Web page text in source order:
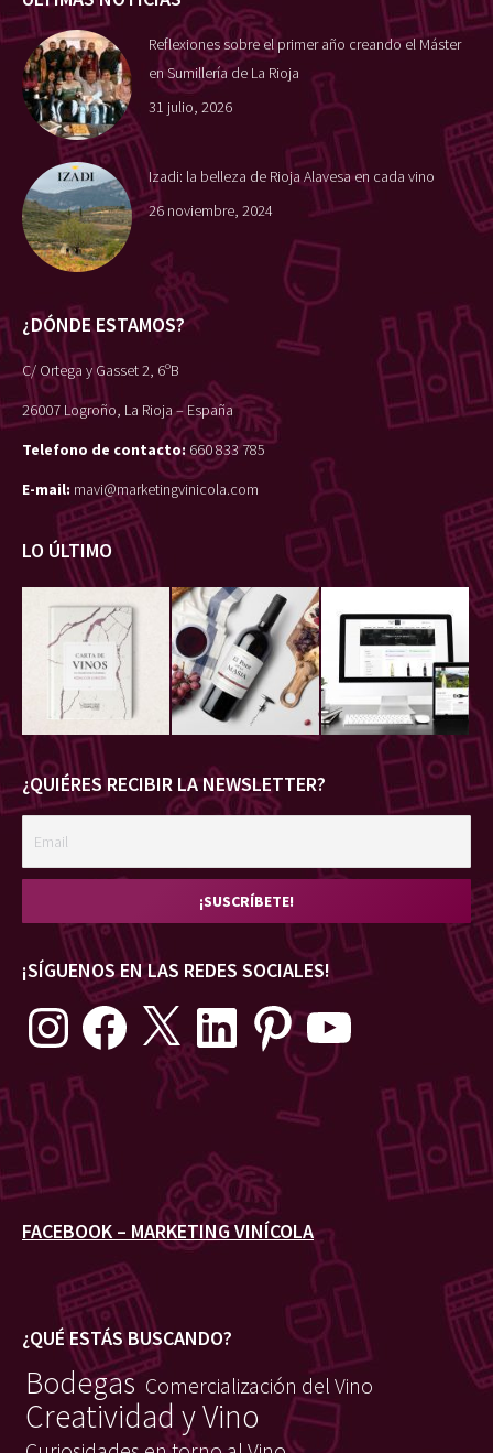
Reflexiones sobre el primer año creando el Máster
en Sumillería de La Rioja
31 julio, 2026
Izadi: la belleza de Rioja Alavesa en cada vino
26 noviembre, 2024
¿DÓNDE ESTAMOS?
C/ Ortega y Gasset 2, 6ºB
26007 Logroño, La Rioja – España
Telefono de contacto:660 833 785
E-mail: mavi@marketingvinicola.com
LO ÚLTIMO
¿QUIÉRES RECIBIR LA NEWSLETTER?
¡SÍGUENOS EN LAS REDES SOCIALES!
Instagram Facebook LinkedIn PinterestYouTube
FACEBOOK – MARKETING VINÍCOLA
¿QUÉ ESTÁS BUSCANDO?
Bodegas Comercialización del Vino
Creatividad y Vino